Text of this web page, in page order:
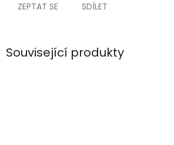
ZEPTAT SE SDÍLET
Související produkty